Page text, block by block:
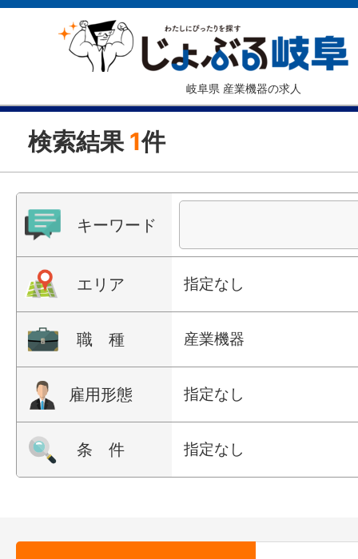
岐阜県 産業機器の求人
検索結果 1件
キーワード
エリア 指定なし
職 種 産業機器
雇用形態 指定なし
条 件 指定なし